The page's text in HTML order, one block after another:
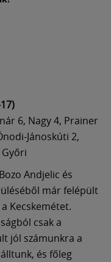
6, Nagy 4, Prainer
Jánoskúti 2,
Andjelic és
már felépült
Kecskemétet.
csak a
jól számunkra a
és főleg